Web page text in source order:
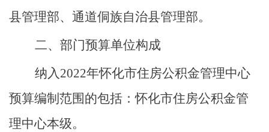
县管理部、通道侗族自治县管理部。
二、部门预算单位构成
纳入2022年怀化市住房公积金管理中心
预算编制范围的包括：怀化市住房公积金管
理中心本级。